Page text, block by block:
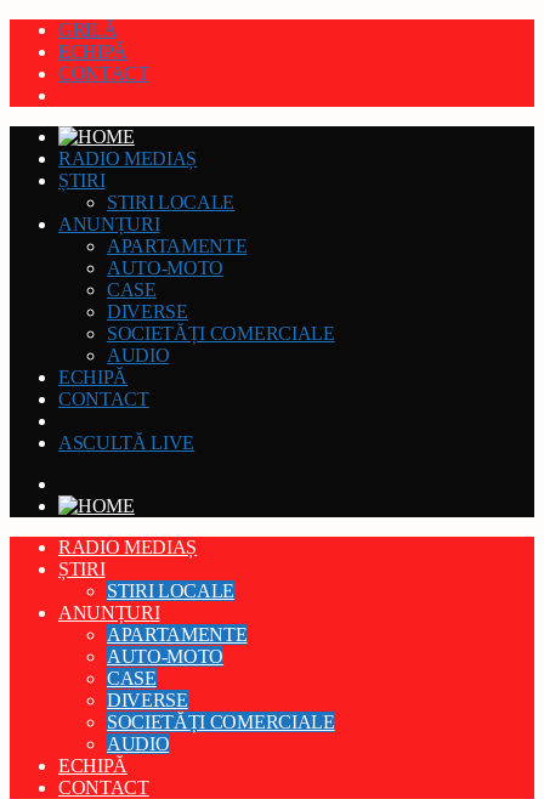
GRILĂ
ECHIPĂ
CONTACT
RADIO MEDIAȘ
ȘTIRI
STIRI LOCALE
ANUNȚURI
APARTAMENTE
AUTO-MOTO
CASE
DIVERSE
SOCIETĂȚI COMERCIALE
AUDIO
ECHIPĂ
CONTACT
ASCULTĂ LIVE
RADIO MEDIAȘ
ȘTIRI
STIRI LOCALE
ANUNȚURI
APARTAMENTE
AUTO-MOTO
CASE
DIVERSE
SOCIETĂȚI COMERCIALE
AUDIO
ECHIPĂ
CONTACT